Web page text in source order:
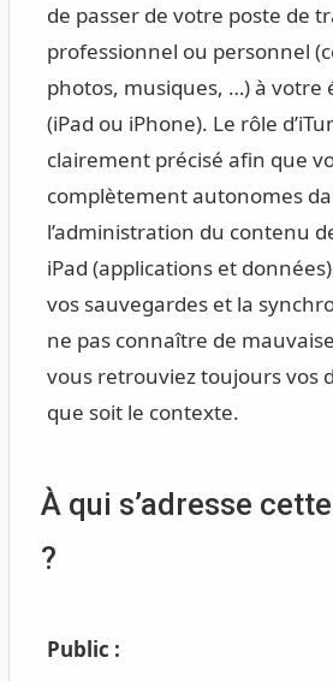
de passer de votre poste de
professionnel ou personnel
photos, musiques, …) à votre
(iPad ou iPhone). Le rôle
clairement précisé afin que
complètement autonomes
l’administration du contenu
iPad (applications et
vos sauvegardes et la
ne pas connaître de
vous retrouviez toujours vos
que soit le contexte.
À qui s’adresse
?
Public :